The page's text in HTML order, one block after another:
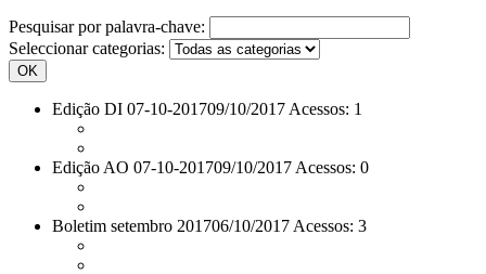
Pesquisar por palavra-chave:
Seleccionar categorias:
OK
Edição DI 07-10-201709/10/2017 Acessos: 1
Edição AO 07-10-201709/10/2017 Acessos: 0
Boletim setembro 201706/10/2017 Acessos: 3